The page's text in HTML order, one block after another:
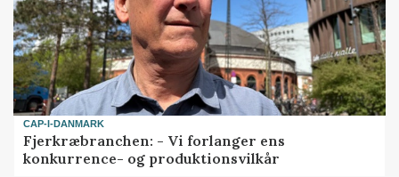
CAP-I-DANMARK
Fjerkræbranchen: - Vi forlanger ens
konkurrence- og produktionsvilkår